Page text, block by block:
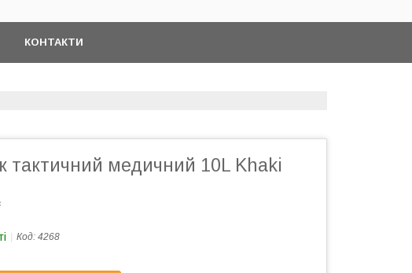
КОНТАКТИ
тактичний медичний 10L Khaki
Код: 4268